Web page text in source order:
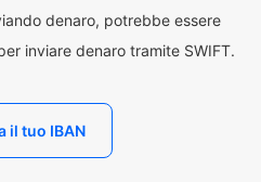
denaro, potrebbe essere
inviare denaro tramite SWIFT.
il tuo IBAN